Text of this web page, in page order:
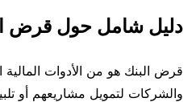
دليل شامل حول قرض
قرض البنك هو من الأدوات المالية
والشركات لتمويل مشاريعهم أو